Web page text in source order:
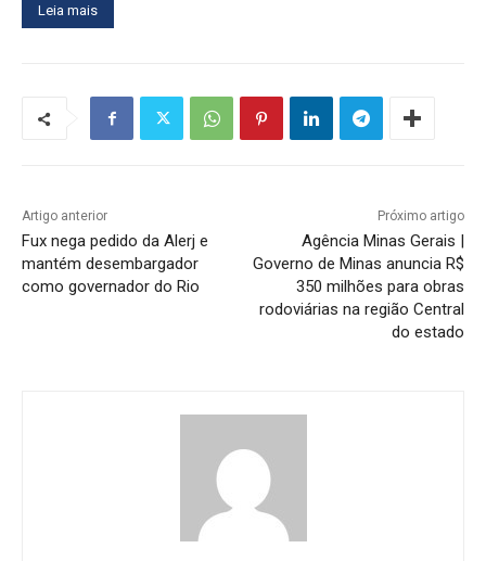
Leia mais
Artigo anterior
Fux nega pedido da Alerj e
mantém desembargador
como governador do Rio
Próximo artigo
Agência Minas Gerais |
Governo de Minas anuncia R$
350 milhões para obras
rodoviárias na região Central
do estado